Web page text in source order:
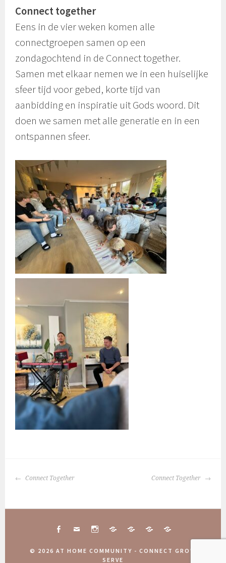
Connect together
Eens in de vier weken komen alle
connectgroepen samen op een
zondagochtend in de Connect together.
Samen met elkaar nemen we in een huiselijke
sfeer tijd voor gebed, korte tijd van
aanbidding en inspiratie uit Gods woord. Dit
doen we samen met alle generatie en in een
ontspannen sfeer.
BERICHTNAVIGATIE
Connect Together Connect Together
TOGETHER
JAAR WEEKEND
AANMELDINGEN
COMMUNITY
© 2026 AT HOME COMMUNITY - CONNECT GROW
SERVE